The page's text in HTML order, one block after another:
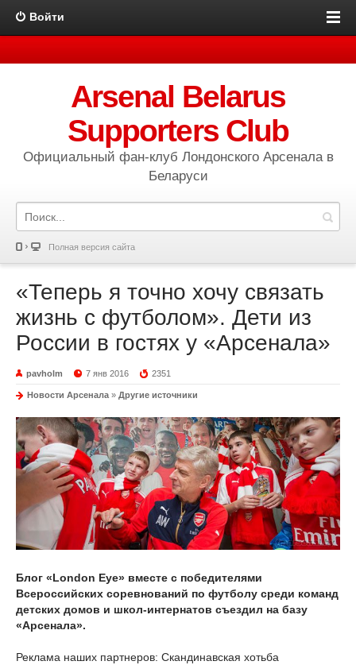
Войти
Arsenal Belarus
Supporters Club
Официальный фан-клуб Лондонского Арсенала в
Беларуси
Полная версия сайта
«Теперь я точно хочу связать
жизнь с футболом». Дети из
России в гостях у «Арсенала»
pavholm 7 янв 2016 2351
Новости Арсенала » Другие источники
Блог «London Eye» вместе с победителями
Всероссийских соревнований по футболу среди команд
детских домов и школ-интернатов съездил на базу
«Арсенала».
Реклама наших партнеров: Скандинавская хотьба